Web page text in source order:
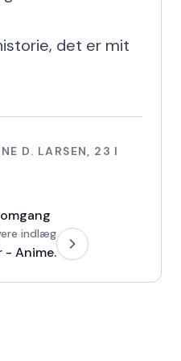
det er mit
D. LARSEN, 23 I
indlæg
- Anime.